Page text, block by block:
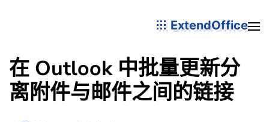
ExtendOffice
在 Outlook 中批量更新分
离附件与邮件之间的链接